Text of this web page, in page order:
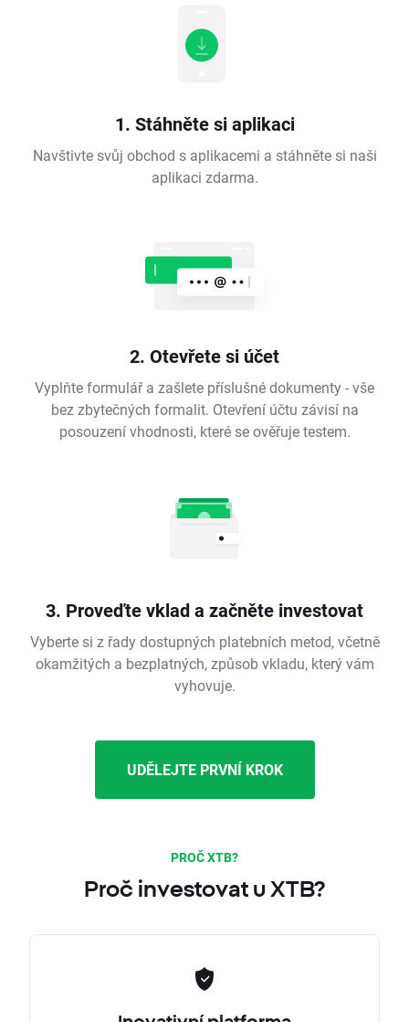
1. Stáhněte si aplikaci
Navštivte svůj obchod s aplikacemi a stáhněte si naši
aplikaci zdarma.
2. Otevřete si účet
Vyplňte formulář a zašlete příslušné dokumenty - vše
bez zbytečných formalit. Otevření účtu závisí na
posouzení vhodnosti, které se ověřuje testem.
3. Proveďte vklad a začněte investovat
Vyberte si z řady dostupných platebních metod, včetně
okamžitých a bezplatných, způsob vkladu, který vám
vyhovuje.
UDĚLEJTE PRVNÍ KROK
PROČ XTB?
Proč investovat u XTB?